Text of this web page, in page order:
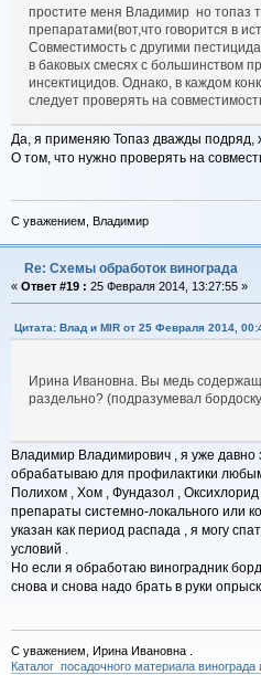
простите меня Владимир но топаз
препаратами(вот,что говорится в
Совместимость с другими
в баковых смесях с большинством
инсектицидов. Однако, в каждом
следует проверять на
Да, я применяю Топаз дважды подряд,
О том, что нужно проверять на
С уважением, Владимир
Re: Схемы обработок винограда
« Ответ #19 : 25 Февраля 2014, 13:27:55 »
Цитата: Влад и MIR от 25 Февраля 2014,
Ирина Ивановна. Вы медь
раздельно? (подразумевал
Владимир Владимирович , я уже давно
обрабатываю для профилактики
Полихом , Хом , Фундазол ,
препараты системно-локального или
указан как период распада , я могу
условий .
Но если я обработаю виноградник
снова и снова надо брать в руки
С уважением, Ирина Ивановна .
Каталог посадочного материала